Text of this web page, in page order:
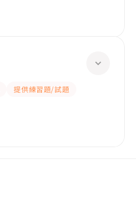
提供練習題/試題